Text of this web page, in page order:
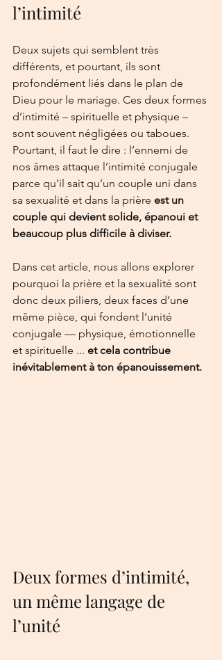
l’intimité
Deux sujets qui semblent très
différents, et pourtant, ils sont
profondément liés dans le plan de
Dieu pour le mariage. Ces deux formes
d’intimité – spirituelle et physique –
sont souvent négligées ou taboues.
Pourtant, il faut le dire : l’ennemi de
nos âmes attaque l’intimité conjugale
parce qu’il sait qu’un couple uni dans
sa sexualité et dans la prière est un
couple qui devient solide, épanoui et
beaucoup plus difficile à diviser.
Dans cet article, nous allons explorer
pourquoi la prière et la sexualité sont
donc deux piliers, deux faces d’une
même pièce, qui fondent l’unité
conjugale — physique, émotionnelle
et spirituelle ... et cela contribue
inévitablement à ton épanouissement.
Deux formes d’intimité,
un même langage de
l’unité